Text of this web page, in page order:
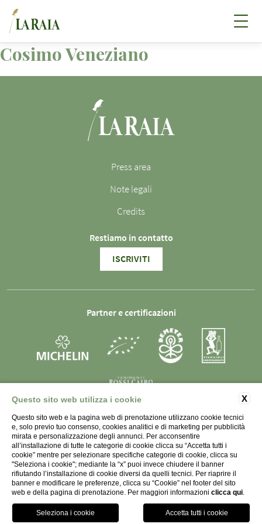
Cosimo Veneziano
Press area
Note legali
Credits
Restiamo in contatto
ISCRIVITI
Partner e certificazioni
SOCIETÀ AGRICOLA LA RAIA s.s. - P.IVA 01998450066 -
Strada Monterotondo 79, 15067 Novi Ligure (AL)
Italia
SEGUICI
X
Questo sito web utilizza i cookie
Questo sito web e la pagina web di prenotazione utilizzano cookie tecnici
e, solo previo tuo consenso, cookies analitici e di marketing per pubblicità
mirata e personalizzazione degli annunci. Per acconsentire
all’installazione di tutte le categorie di cookie clicca su “Accetta tutti i
cookie” mentre per selezionare specifiche categorie di cookie, clicca su
"Seleziona i cookie"; mediante la “x” puoi invece chiudere il banner
rifiutando l’installazione di cookie diversi da quelli tecnici. Per riaprire il
banner e modificare le preferenze, clicca su “Cookie” nel footer del sito
web e della pagina di prenotazione. Per maggiori informazioni clicca qui.